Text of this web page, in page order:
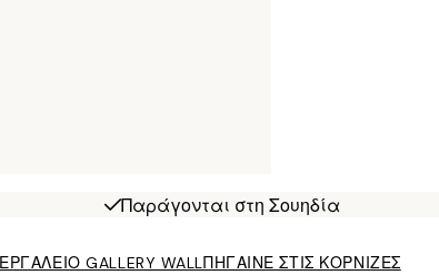
Παράγονται στη Σουηδία
ΕΡΓΑΛΕΙΟ GALLERY WALLΠΗΓΑΙΝΕ ΣΤΙΣ ΚΟΡΝΙΖΕΣ